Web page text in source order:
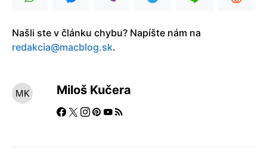
Našli ste v článku chybu? Napíšte nám na
redakcia@macblog.sk.
Miloš Kučera